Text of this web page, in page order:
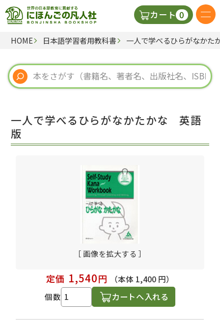
カート 0
日本語の教科書
視聴覚・補助教材
教師用参考書
HOME 日本語学習者用教科書 一人で学べるひらがなか
一人で学べるひらがなかたかな 英語
版
［ 画像を拡大する ］
定価 1,540円
（本体 1,400 円）
個数
カートへ入れる